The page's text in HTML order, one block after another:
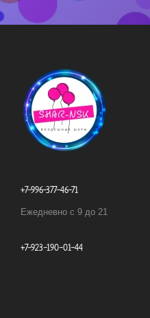
+7-996-377-46-71
Ежедневно с 9 до 21
+7-923-190-01-44